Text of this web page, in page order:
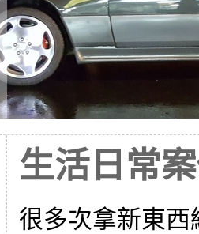
生活日常
很多次拿新東